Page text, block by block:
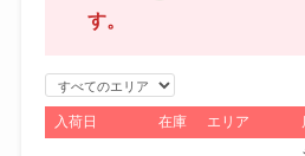
す。
エ
リ
ア
入荷日 在庫 エリア